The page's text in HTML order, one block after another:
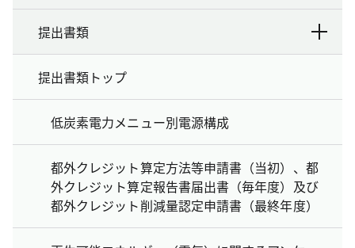
提出書類
提出書類トップ
低炭素電力メニュー別電源構成
都外クレジット算定方法等申請書（当初）、都
外クレジット算定報告書届出書（毎年度）及び
都外クレジット削減量認定申請書（最終年度）